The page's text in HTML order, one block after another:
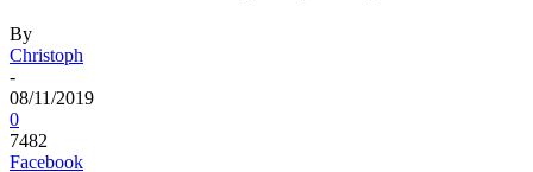
By
Christoph
-
08/11/2019
0
7482
Facebook